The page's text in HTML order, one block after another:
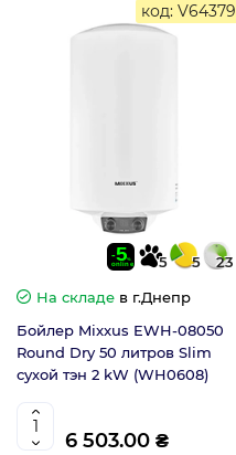
код: V64379
5 5
23
На складе в г.Днепр
Бойлер Mixxus EWH-08050
Round Dry 50 литров Slim
сухой тэн 2 kW (WH0608)
6 503.00 ₴